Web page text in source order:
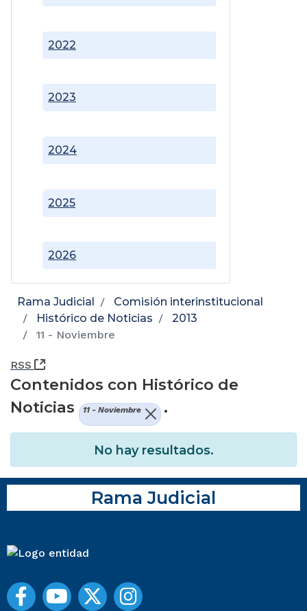
2022
2023
2024
2025
2026
Rama Judicial
Comisión interinstitucional
Histórico de Noticias
2013
11 - Noviembre
RSS (Abre una nueva ventana)
Contenidos con Histórico de
Noticias
11 - Noviembre .
No hay resultados.
Rama Judicial